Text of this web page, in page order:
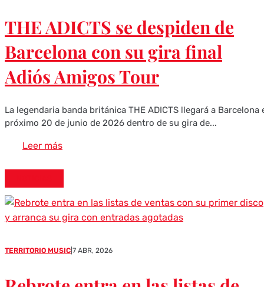
THE ADICTS se despiden de
Barcelona con su gira final
Adiós Amigos Tour
La legendaria banda británica THE ADICTS llegará a Barcelona
próximo 20 de junio de 2026 dentro de su gira de...
Leer más
TERRITORIO MUSIC 7 ABR, 2026